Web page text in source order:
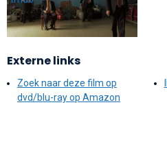
Externe links
Zoek naar deze film op
dvd/blu-ray op Amazon